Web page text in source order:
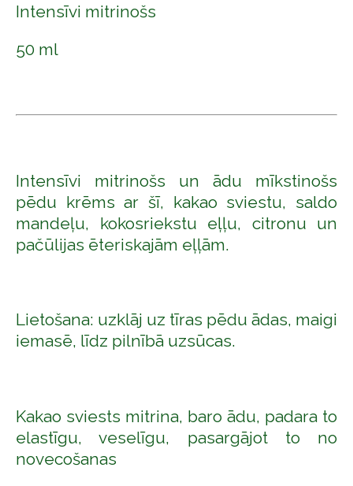
Intensīvi mitrinošs
50 ml
Intensīvi mitrinošs un ādu mīkstinošs
pēdu krēms ar šī, kakao sviestu, saldo
mandeļu, kokosriekstu eļļu, citronu un
pačūlijas ēteriskajām eļļām.
Lietošana: uzklāj uz tīras pēdu ādas, maigi
iemasē, līdz pilnībā uzsūcas.
Kakao sviests mitrina, baro ādu, padara to
elastīgu, veselīgu, pasargājot to no
novecošanas